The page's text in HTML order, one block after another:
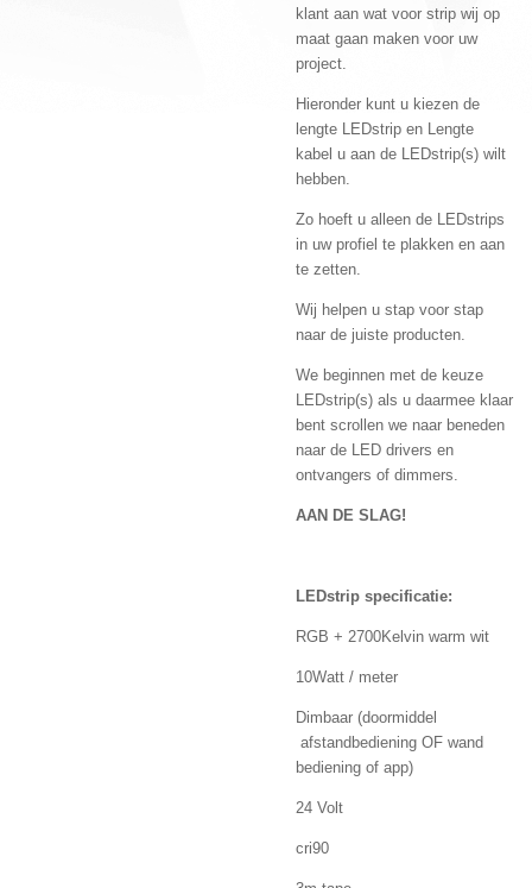
klant aan wat voor strip wij op
maat gaan maken voor uw
project.
Hieronder kunt u kiezen de
lengte LEDstrip en Lengte
kabel u aan de LEDstrip(s) wilt
hebben.
Zo hoeft u alleen de LEDstrips
in uw profiel te plakken en aan
te zetten.
Wij helpen u stap voor stap
naar de juiste producten.
We beginnen met de keuze
LEDstrip(s) als u daarmee klaar
bent scrollen we naar beneden
naar de LED drivers en
ontvangers of dimmers.
AAN DE SLAG!
LEDstrip specificatie:
RGB + 2700Kelvin warm wit
10Watt / meter
Dimbaar (doormiddel
afstandbediening OF wand
bediening of app)
24 Volt
cri90